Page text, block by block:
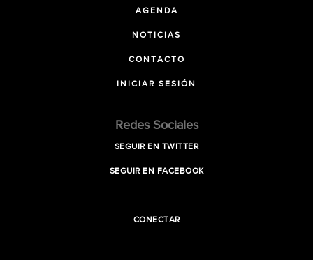
AGENDA
NOTICIAS
CONTACTO
INICIAR SESIÓN
Redes Sociales
SEGUIR EN TWITTER
SEGUIR EN FACEBOOK
CONECTAR